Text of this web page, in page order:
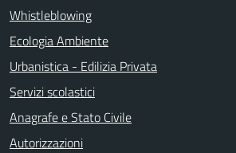
Whistleblowing
Ecologia Ambiente
Urbanistica - Edilizia Privata
Servizi scolastici
Anagrafe e Stato Civile
Autorizzazioni